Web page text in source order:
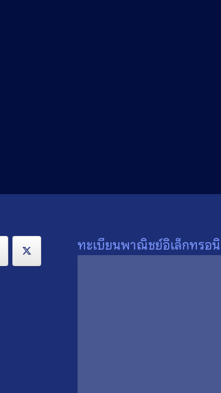
ทะเบียนพาณิชย์อิเล็กทรอ